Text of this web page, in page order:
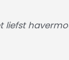
liefst